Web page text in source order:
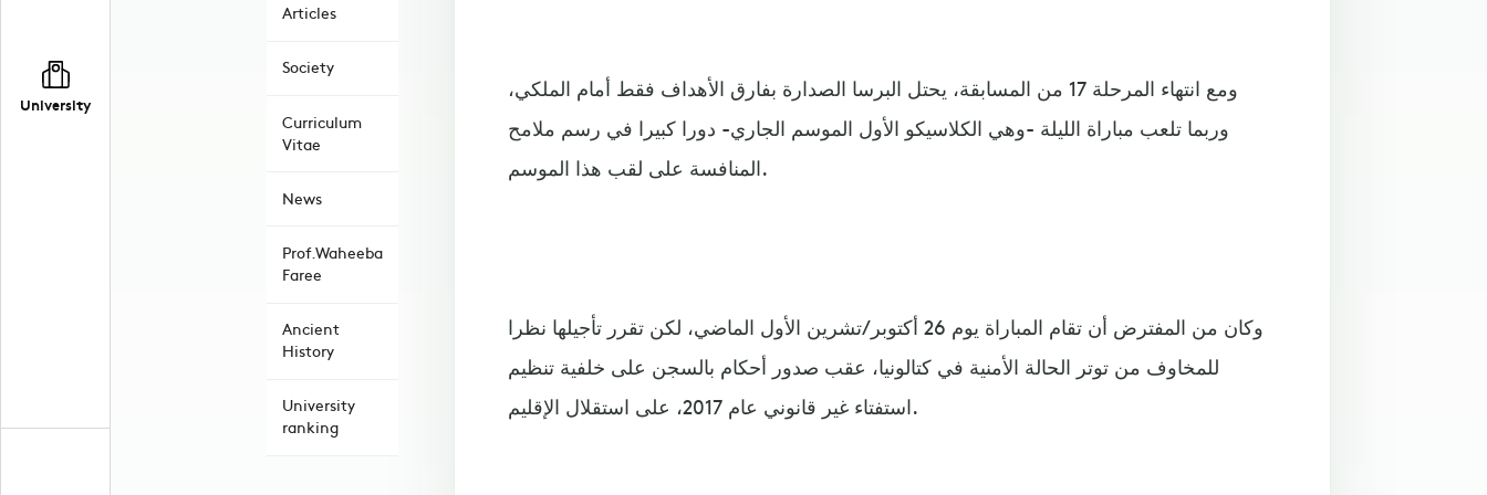
University
Articles
Society
Curriculum
Vitae
News
Prof.Waheeba
Faree
Ancient
History
University
ranking
ومع انتهاء المرحلة 17 من المسابقة، يحتل البرسا الصدارة بفارق الأهداف فقط أمام الملكي،
وربما تلعب مباراة الليلة -وهي الكلاسيكو الأول الموسم الجاري- دورا كبيرا في رسم ملامح
المنافسة على لقب هذا الموسم.
وكان من المفترض أن تقام المباراة يوم 26 أكتوبر/تشرين الأول الماضي، لكن تقرر تأجيلها نظرا
للمخاوف من توتر الحالة الأمنية في كتالونيا، عقب صدور أحكام بالسجن على خلفية تنظيم
استفتاء غير قانوني عام 2017، على استقلال الإقليم.